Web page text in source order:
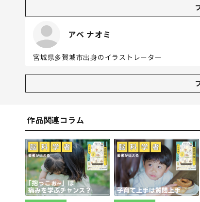
東京工業大学（現・東京科学大学）大学院生命情報
博士号を取得後、特許庁を経て、2008年にうま
いる人たちの脳科学的なノウハウや、才能を引き
これまで3万人以上に講演会を提供。テレビなどの
著書は『結局、どうしたら伝わるのか？脳科学が
アベ ナオミ
宮城県多賀城市出身のイラストレーター
日本デザイナー芸術学院仙台校でイラストを学び
作品関連コラム